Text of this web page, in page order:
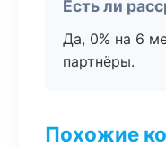
Есть ли
Да, 0% на 6
партнёры.
Похожие